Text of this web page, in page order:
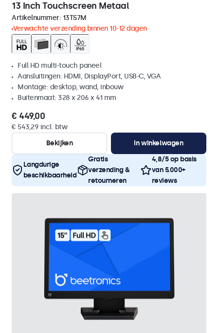
13 Inch Touchscreen Metaal
Artikelnummer: 13TS7M
Verwachte verzending binnen 10-12 dagen
Full HD multi-touch paneel
Aansluitingen: HDMI, DisplayPort, USB-C, VGA
Montage: desktop, wand, inbouw
Buitenmaat: 328 x 206 x 41 mm
€ 449,00
€ 543,29 incl. btw
Bekijken
In winkelwagen
Langdurige
beschikbaarheid
Gratis
verzending &
retourneren
4,8/5 op basis
van 5.000+
reviews